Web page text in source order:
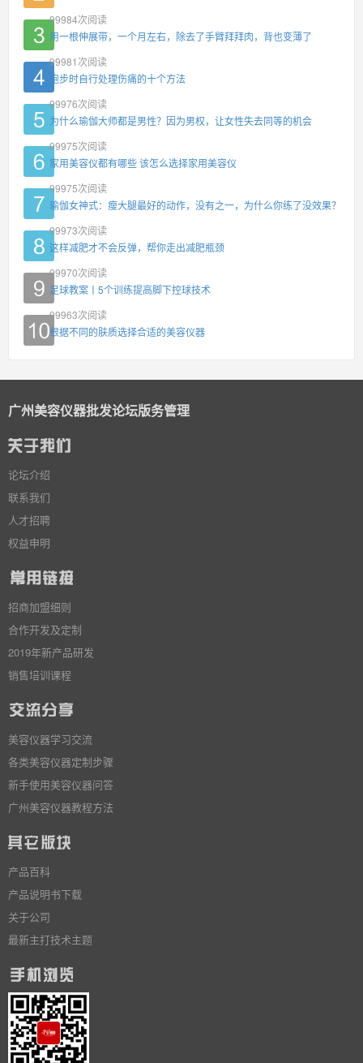
99984次阅读
用一根伸展带，一个月左右，除去了手臂拜拜肉，背也变薄了
99981 次阅读
跑步时自行处理伤痛的十个方法
99976次阅读
为什么瑜伽大师都是男性？因为男权，让女性失去同等的机会
99975次阅读
家用美容仪都有哪些 该怎么选择家用美容仪
99975次阅读
瑜伽女神式：瘦大腿最好的动作，没有之一，为什么你练了没效果？
99973次阅读
这样减肥才不会反弹，帮你走出减肥瓶颈
99970次阅读
足球教案丨5个训练提高脚下控球技术
99963次阅读
根据不同的肤质选择合适的美容仪器
广州美容仪器批发论坛版务管理
论坛介绍
联系我们
人才招聘
权益申明
招商加盟细则
合作开发及定制
2019年新产品研发
销售培训课程
美容仪器学习交流
各类美容仪器定制步骤
新手使用美容仪器问答
广州美容仪器教程方法
产品百科
产品说明书下载
关于公司
最新主打技术主题